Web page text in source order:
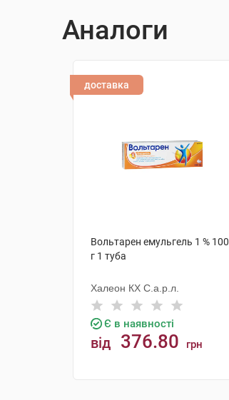
Аналоги
доставка
Вольтарен емульгель 1 % 100
г 1 туба
Халеон КХ С.а.р.л.
Є в наявності
від 376.80 грн